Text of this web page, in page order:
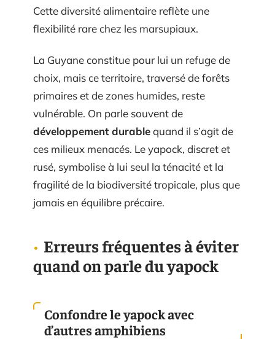
Cette diversité alimentaire reflète une
flexibilité rare chez les marsupiaux.
La Guyane constitue pour lui un refuge de
choix, mais ce territoire, traversé de forêts
primaires et de zones humides, reste
vulnérable. On parle souvent de
développement durablequand il s’agit de
ces milieux menacés. Le yapock, discret et
rusé, symbolise à lui seul la ténacité et la
fragilité de la biodiversité tropicale, plus que
jamais en équilibre précaire.
Erreurs fréquentes à éviter
quand on parle du yapock
Confondre le yapock avec
d’autres amphibiens